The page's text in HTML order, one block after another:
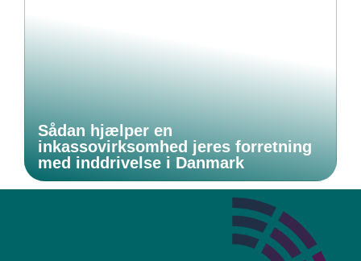
Sådan hjælper en
inkassovirksomhed jeres forretning
med inddrivelse i Danmark